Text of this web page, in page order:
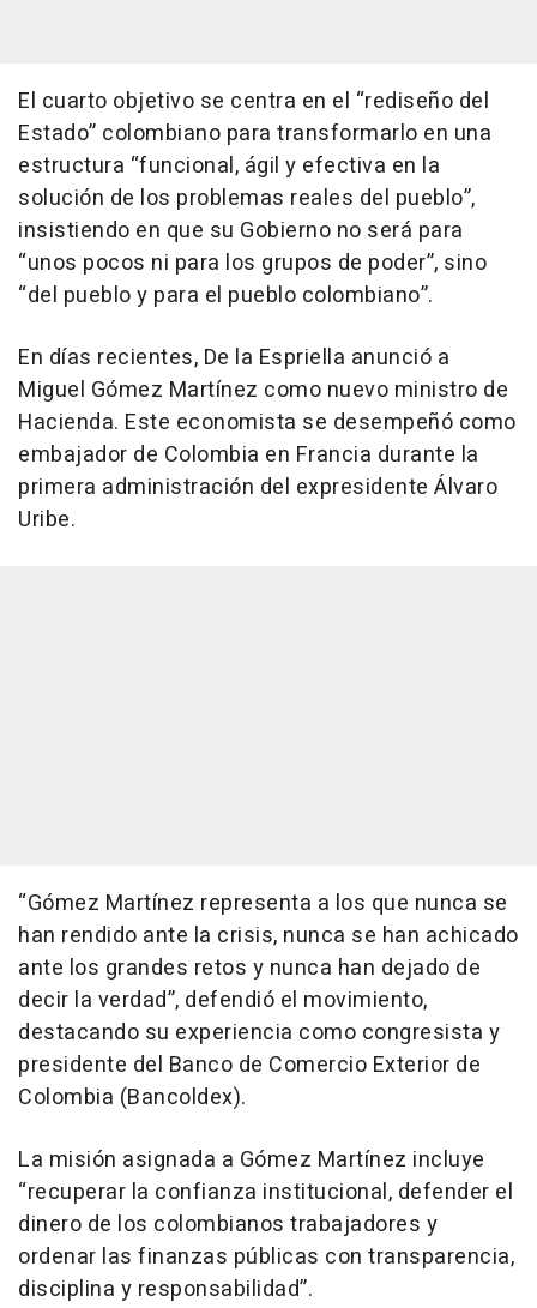
El cuarto objetivo se centra en el “rediseño del
Estado” colombiano para transformarlo en una
estructura “funcional, ágil y efectiva en la
solución de los problemas reales del pueblo”,
insistiendo en que su Gobierno no será para
“unos pocos ni para los grupos de poder”, sino
“del pueblo y para el pueblo colombiano”.
En días recientes, De la Espriella anunció a
Miguel Gómez Martínez como nuevo ministro de
Hacienda. Este economista se desempeñó como
embajador de Colombia en Francia durante la
primera administración del expresidente Álvaro
Uribe.
“Gómez Martínez representa a los que nunca se
han rendido ante la crisis, nunca se han achicado
ante los grandes retos y nunca han dejado de
decir la verdad”, defendió el movimiento,
destacando su experiencia como congresista y
presidente del Banco de Comercio Exterior de
Colombia (Bancoldex).
La misión asignada a Gómez Martínez incluye
“recuperar la confianza institucional, defender el
dinero de los colombianos trabajadores y
ordenar las finanzas públicas con transparencia,
disciplina y responsabilidad”.